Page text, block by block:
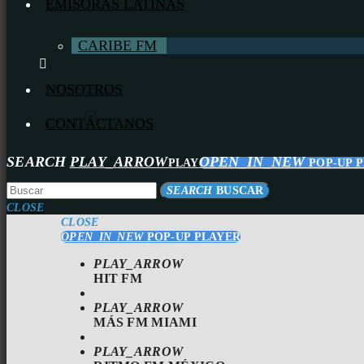
EMISORAS LATINAS
CARIBE FM
NOSOTROS
CONTÁCTANOS
SEARCH PLAY_ARROWPLAYOPEN_IN_NEW POP-UP
SEARCH BUSCAR
CLOSE
CLOSE
OPEN_IN_NEWPOP-UP PLAYER
PLAY_ARROW
HIT FM
PLAY_ARROW
MÁS FM MIAMI
PLAY_ARROW